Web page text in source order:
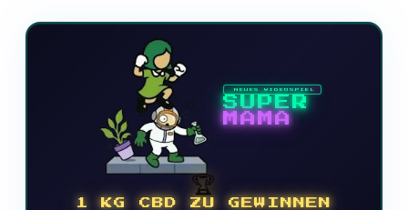
NEUES VIDEOSPIEL
SUPER
MAMA
🏆
1 KG CBD ZU GEWINNEN